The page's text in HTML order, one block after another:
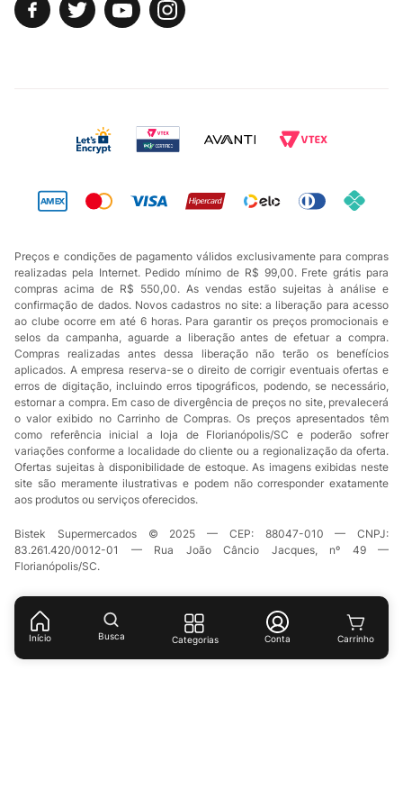
Início Busca Categorias Conta
Preços e condições de pagamento válidos exclusivamente para compras
realizadas pela Internet. Pedido mínimo de R$ 99,00. Frete grátis para
compras acima de R$ 550,00. As vendas estão sujeitas à análise e
confirmação de dados. Novos cadastros no site: a liberação para acesso
ao clube ocorre em até 6 horas. Para garantir os preços promocionais e
selos da campanha, aguarde a liberação antes de efetuar a compra.
Compras realizadas antes dessa liberação não terão os benefícios
aplicados. A empresa reserva-se o direito de corrigir eventuais ofertas e
erros de digitação, incluindo erros tipográficos, podendo, se necessário,
estornar a compra. Em caso de divergência de preços no site, prevalecerá
o valor exibido no Carrinho de Compras. Os preços apresentados têm
como referência inicial a loja de Florianópolis/SC e poderão sofrer
variações conforme a localidade do cliente ou a regionalização da oferta.
Ofertas sujeitas à disponibilidade de estoque. As imagens exibidas neste
site são meramente ilustrativas e podem não corresponder exatamente
aos produtos ou serviços oferecidos.
Bistek Supermercados © 2025 — CEP: 88047-010 — CNPJ:
83.261.420/0012-01 — Rua João Câncio Jacques, nº 49 —
Florianópolis/SC.